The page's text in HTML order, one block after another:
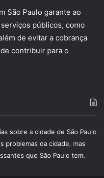
São Paulo garante ao
públicos, como
de evitar a cobrança
contribuir para o
sobre a cidade de São Paulo
problemas da cidade, mas
que São Paulo tem.